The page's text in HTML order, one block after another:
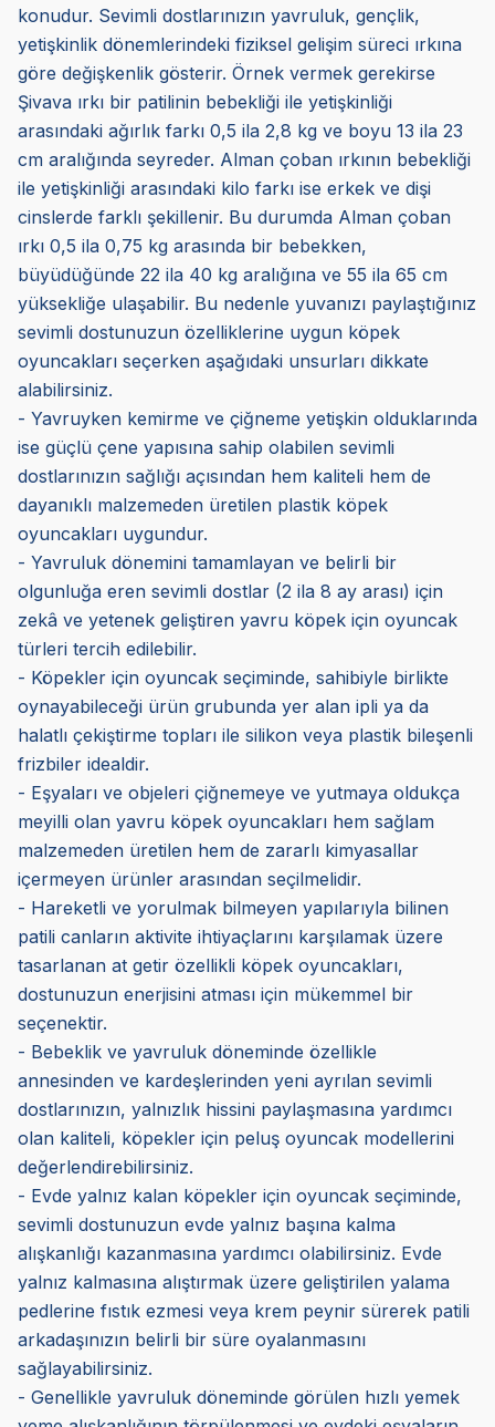
konudur. Sevimli dostlarınızın yavruluk, gençlik,
yetişkinlik dönemlerindeki fiziksel gelişim süreci ırkına
göre değişkenlik gösterir. Örnek vermek gerekirse
Şivava ırkı bir patilinin bebekliği ile yetişkinliği
arasındaki ağırlık farkı 0,5 ila 2,8 kg ve boyu 13 ila 23
cm aralığında seyreder. Alman çoban ırkının bebekliği
ile yetişkinliği arasındaki kilo farkı ise erkek ve dişi
cinslerde farklı şekillenir. Bu durumda Alman çoban
ırkı 0,5 ila 0,75 kg arasında bir bebekken,
büyüdüğünde 22 ila 40 kg aralığına ve 55 ila 65 cm
yüksekliğe ulaşabilir. Bu nedenle yuvanızı paylaştığınız
sevimli dostunuzun özelliklerine uygun köpek
oyuncakları seçerken aşağıdaki unsurları dikkate
alabilirsiniz.
- Yavruyken kemirme ve çiğneme yetişkin olduklarında
ise güçlü çene yapısına sahip olabilen sevimli
dostlarınızın sağlığı açısından hem kaliteli hem de
dayanıklı malzemeden üretilen plastik köpek
oyuncakları uygundur.
- Yavruluk dönemini tamamlayan ve belirli bir
olgunluğa eren sevimli dostlar (2 ila 8 ay arası) için
zekâ ve yetenek geliştiren yavru köpek için oyuncak
türleri tercih edilebilir.
- Köpekler için oyuncak seçiminde, sahibiyle birlikte
oynayabileceği ürün grubunda yer alan ipli ya da
halatlı çekiştirme topları ile silikon veya plastik bileşenli
frizbiler idealdir.
- Eşyaları ve objeleri çiğnemeye ve yutmaya oldukça
meyilli olan yavru köpek oyuncakları hem sağlam
malzemeden üretilen hem de zararlı kimyasallar
içermeyen ürünler arasından seçilmelidir.
- Hareketli ve yorulmak bilmeyen yapılarıyla bilinen
patili canların aktivite ihtiyaçlarını karşılamak üzere
tasarlanan at getir özellikli köpek oyuncakları,
dostunuzun enerjisini atması için mükemmel bir
seçenektir.
- Bebeklik ve yavruluk döneminde özellikle
annesinden ve kardeşlerinden yeni ayrılan sevimli
dostlarınızın, yalnızlık hissini paylaşmasına yardımcı
olan kaliteli, köpekler için peluş oyuncak modellerini
değerlendirebilirsiniz.
- Evde yalnız kalan köpekler için oyuncak seçiminde,
sevimli dostunuzun evde yalnız başına kalma
alışkanlığı kazanmasına yardımcı olabilirsiniz. Evde
yalnız kalmasına alıştırmak üzere geliştirilen yalama
pedlerine fıstık ezmesi veya krem peynir sürerek patili
arkadaşınızın belirli bir süre oyalanmasını
sağlayabilirsiniz.
- Genellikle yavruluk döneminde görülen hızlı yemek